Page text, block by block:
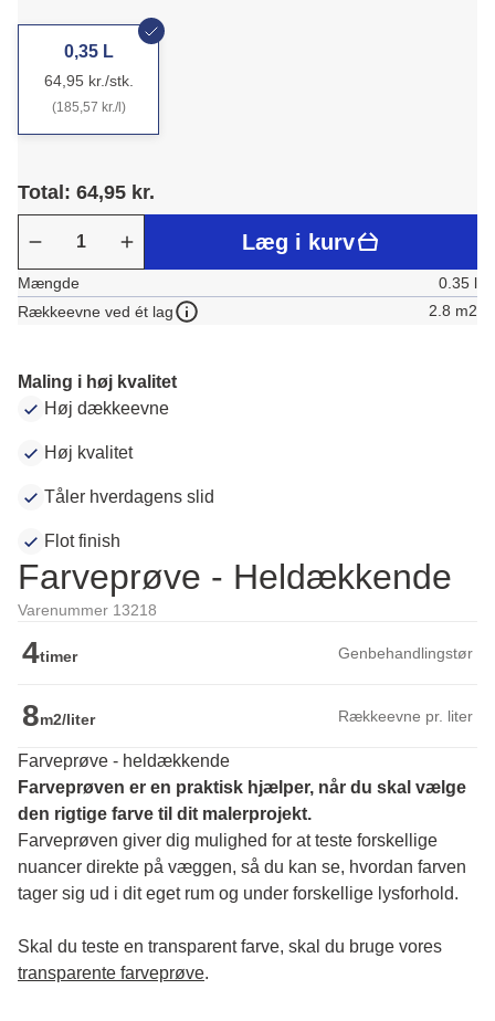
0,35 L
64,95 kr./stk.
(185,57 kr./l)
Total: 64,95 kr.
Læg i kurv
Mængde
0.35 l
Rækkeevne ved ét lag
2.8 m2
Maling i høj kvalitet
Høj dækkeevne
Høj kvalitet
Tåler hverdagens slid
Flot finish
Farveprøve - Heldækkende
Varenummer 13218
4timer Genbehandlingstør
8m2/liter Rækkeevne pr. liter
Farveprøve - heldækkende
Farveprøven er en praktisk hjælper, når du skal vælge
den rigtige farve til dit malerprojekt.
Farveprøven giver dig mulighed for at teste forskellige
nuancer direkte på væggen, så du kan se, hvordan farven
tager sig ud i dit eget rum og under forskellige lysforhold.
transparente farveprøve.